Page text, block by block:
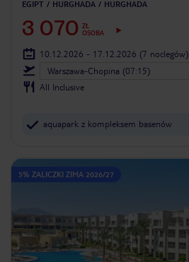
EGIPT HURGHADA HURGHADA
3 070 ZŁ
OSOBA
10.12.2026 - 17.12.2026 (7 noclegów)
Warszawa-Chopina (07:15)
All Inclusive
aquapark z kompleksem basenów
5% ZALICZKI ZIMA 2026/27